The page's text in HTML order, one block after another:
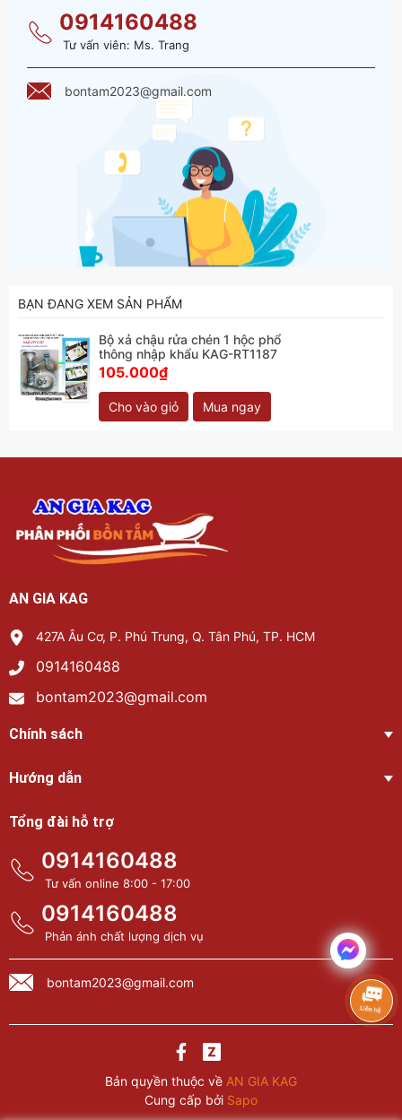
0914160488
Tư vấn viên: Ms. Trang
bontam2023@gmail.com
BẠN ĐANG XEM SẢN PHẨM
Bộ xả chậu rửa chén 1 hộc phổ
thông nhập khẩu KAG-RT1187
105.000₫
Cho vào giỏ Mua ngay
AN GIA KAG
427A Âu Cơ, P. Phú Trung, Q. Tân Phú, TP. HCM
0914160488
bontam2023@gmail.com
Chính sách
Hướng dẫn
Tổng đài hỗ trợ
0914160488
Tư vấn online 8:00 - 17:00
0914160488
Phản ánh chất lượng dịch vụ
bontam2023@gmail.com
Bản quyền thuộc về AN GIA KAG
Cung cấp bởi Sapo